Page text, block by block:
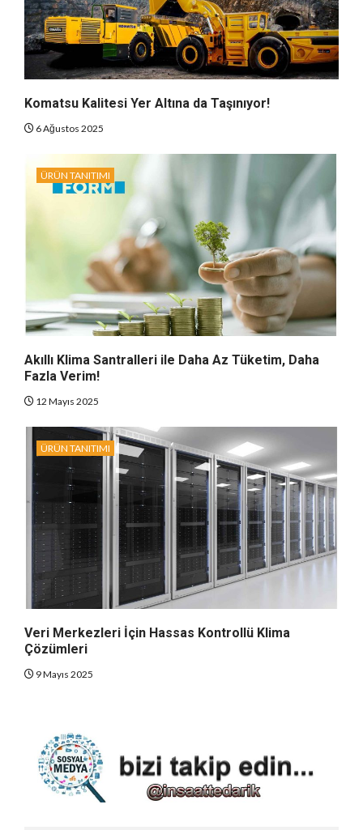
Komatsu Kalitesi Yer Altına da Taşınıyor!
6 Ağustos 2025
ÜRÜN TANITIMI
Akıllı Klima Santralleri ile Daha Az Tüketim, Daha
Fazla Verim!
12 Mayıs 2025
ÜRÜN TANITIMI
Veri Merkezleri İçin Hassas Kontrollü Klima
Çözümleri
9 Mayıs 2025